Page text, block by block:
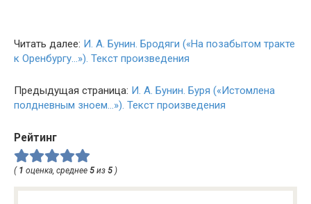
Читать далее: И. А. Бунин. Бродяги («На позабытом тракте
к Оренбургу…»). Текст произведения
Предыдущая страница: И. А. Бунин. Буря («Истомлена
полдневным зноем…»). Текст произведения
Рейтинг
( 1 оценка, среднее 5 из 5 )